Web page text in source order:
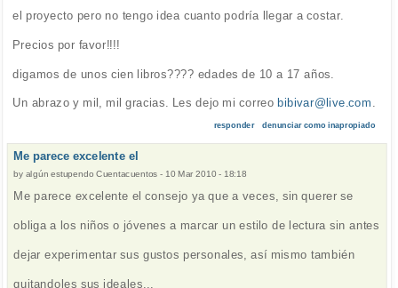
el proyecto pero no tengo idea cuanto podría llegar a costar.
Precios por favor!!!!
digamos de unos cien libros???? edades de 10 a 17 años.
Un abrazo y mil, mil gracias. Les dejo mi correo bibivar@live.com
responder denunciar como inapropiado
Me parece excelente el
by algún estupendo Cuentacuentos - 10 Mar 2010 - 18:18
Me parece excelente el consejo ya que a veces, sin querer se
obliga a los niños o jóvenes a marcar un estilo de lectura sin antes
dejar experimentar sus gustos personales, así mismo también
quitandoles sus ideales...